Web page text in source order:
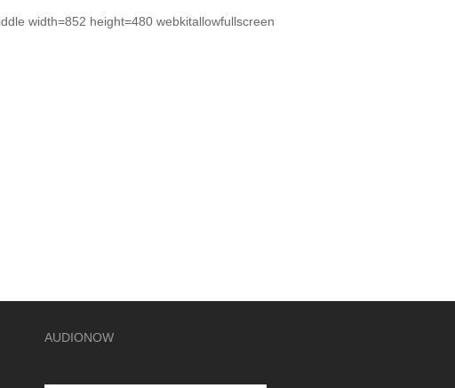
width=852 height=480 webkitallowfullscreen
AUDIONOW